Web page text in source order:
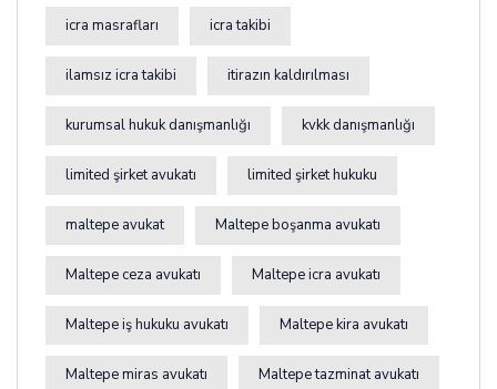
icra masrafları icra takibi
ilamsız icra takibi itirazın kaldırılması
kurumsal hukuk danışmanlığı kvkk danışmanlığı
limited şirket avukatı limited şirket hukuku
maltepe avukat Maltepe boşanma avukatı
Maltepe ceza avukatı Maltepe icra avukatı
Maltepe iş hukuku avukatı Maltepe kira avukatı
Maltepe miras avukatı Maltepe tazminat avukatı